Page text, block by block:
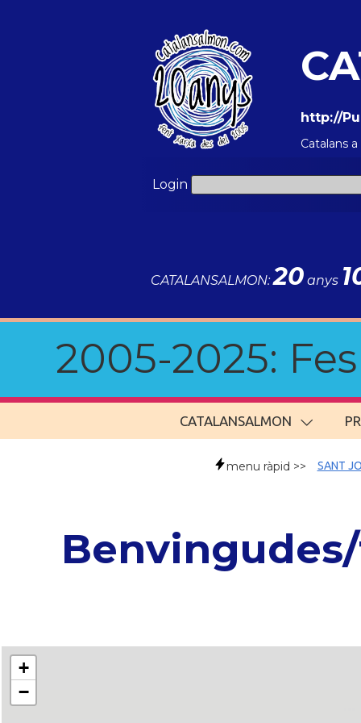
http://
Catalans
Login
CATALANSALMON:20anys
2005-2025:
CATALANSALMON
menu ràpid >> SANT
Benvingudes/
+
−